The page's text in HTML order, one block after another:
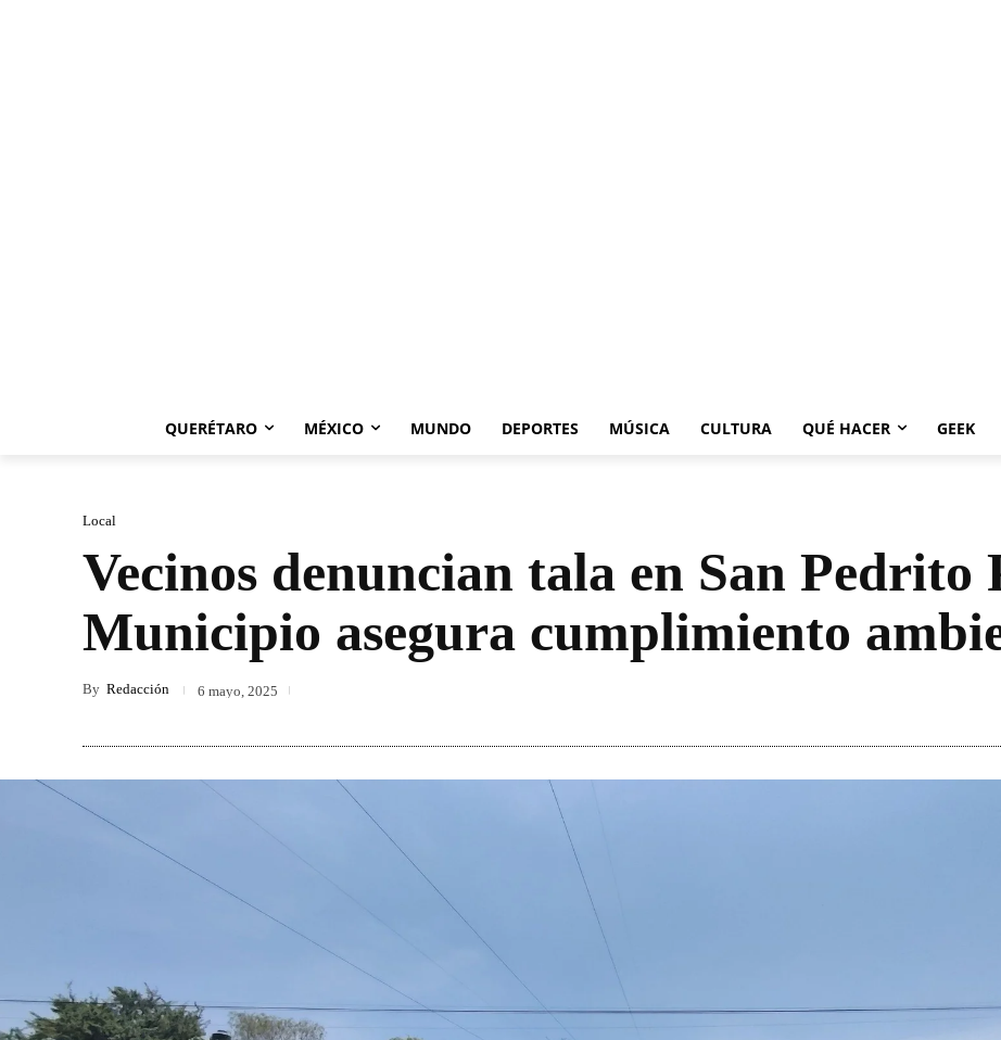
QUERÉTARO MÉXICO MUNDO DEPORTES MÚSICA CULTURA QUÉ HACER GEEK
Local
Vecinos denuncian tala en San Pedrito
Municipio asegura cumplimiento
By Redacción 6 mayo, 2025